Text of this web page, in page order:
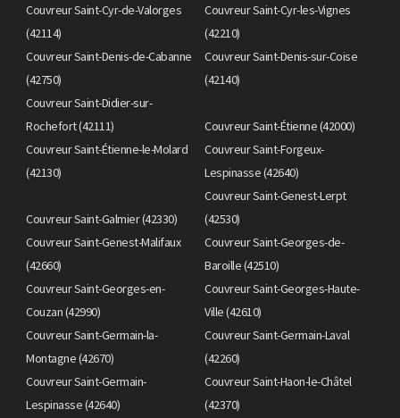
Couvreur Saint-Cyr-de-Valorges
(42114)
Couvreur Saint-Cyr-les-Vignes
(42210)
Couvreur Saint-Denis-de-Cabanne
(42750)
Couvreur Saint-Denis-sur-Coise
(42140)
Couvreur Saint-Didier-sur-
Rochefort (42111)
Couvreur Saint-Étienne (42000)
Couvreur Saint-Étienne-le-Molard
(42130)
Couvreur Saint-Forgeux-
Lespinasse (42640)
Couvreur Saint-Galmier (42330)
Couvreur Saint-Genest-Lerpt
(42530)
Couvreur Saint-Genest-Malifaux
(42660)
Couvreur Saint-Georges-de-
Baroille (42510)
Couvreur Saint-Georges-en-
Couzan (42990)
Couvreur Saint-Georges-Haute-
Ville (42610)
Couvreur Saint-Germain-la-
Montagne (42670)
Couvreur Saint-Germain-Laval
(42260)
Couvreur Saint-Germain-
Lespinasse (42640)
Couvreur Saint-Haon-le-Châtel
(42370)